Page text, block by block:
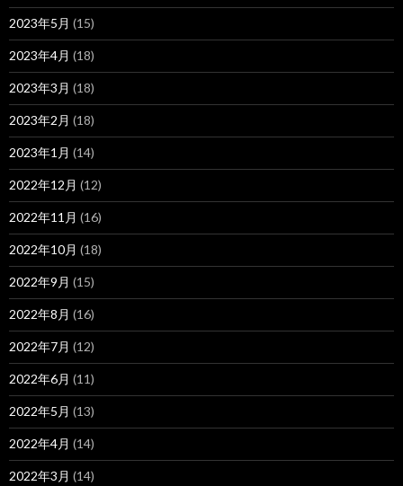
2023年5月 (15)
2023年4月 (18)
2023年3月 (18)
2023年2月 (18)
2023年1月 (14)
2022年12月 (12)
2022年11月 (16)
2022年10月 (18)
2022年9月 (15)
2022年8月 (16)
2022年7月 (12)
2022年6月 (11)
2022年5月 (13)
2022年4月 (14)
2022年3月 (14)